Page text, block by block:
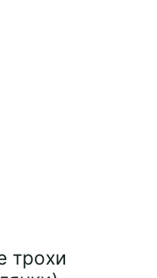
трохи